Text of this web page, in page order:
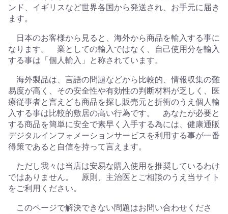
ンド、イギリスなど世界各国から発送され、お手元に届き
ます。
日本のお客様から見ると、海外から商品を輸入する事に
なります。 業としての輸入ではなく、自己使用分を輸入
する事は「個人輸入」と称されています。
海外製品は、言語の問題などから比較的、情報収集の難
易度が高く、その安全性や有効性の判断材料が乏しく、医
療従事者と言えども商品を探し販売元と折衝のうえ個人輸
入する事は比較的敷居の高い行為です。 あなたが必要と
する商品を簡単に安全で素早く入手する為には、健康通販
デジタルインフォメーションサービスを利用する事が一番
得策であると自信を持って言えます。
ただし我々は当店は安易な購入使用を推奨しているわけ
ではありません。 原則、主治医とご相談のうえ当サイト
をご利用ください。
このページで解決できない問題はお問い合わせくださ